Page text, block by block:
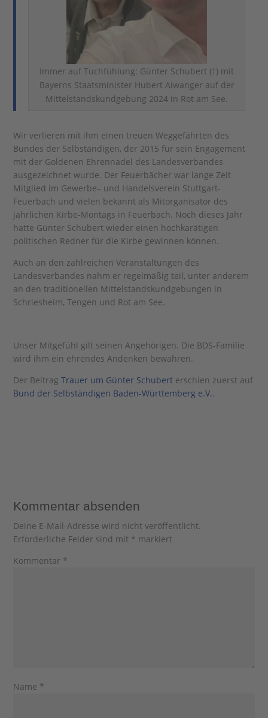
Immer auf Tuchfühlung: Günter Schubert (†) mit
Bayerns Staatsminister Hubert Aiwanger auf der
Mittelstandskundgebung 2024 in Rot am See.
Wir verlieren mit ihm einen treuen Weggefährten des
Bundes der Selbständigen, der 2015 für sein Engagement
mit der Goldenen Ehrennadel des Landesverbandes
ausgezeichnet wurde. Der Feuerbächer war lange Zeit
Mitglied im Gewerbe– und Handelsverein Stuttgart-
Feuerbach und vielen bekannt als Mitorganisator des
jährlichen Kirbe-Montags in Feuerbach. Noch dieses Jahr
hatte Günter Schubert wieder einen hochkarätigen
politischen Redner für die Kirbe gewinnen können.
Auch an den zahlreichen Veranstaltungen des
Landesverbandes nahm er regelmäßig teil, unter anderem
an den traditionellen Mittelstandskundgebungen in
Schriesheim, Tengen und Rot am See.
Unser Mitgefühl gilt seinen Angehörigen. Die BDS-Familie
wird ihm ein ehrendes Andenken bewahren.
Der BeitragTrauer um Günter Schubert erschien zuerst auf
Bund der Selbständigen Baden-Württemberg e.V..
Kommentar absenden
Deine E-Mail-Adresse wird nicht veröffentlicht.
Erforderliche Felder sind mit * markiert
Kommentar *
Name *